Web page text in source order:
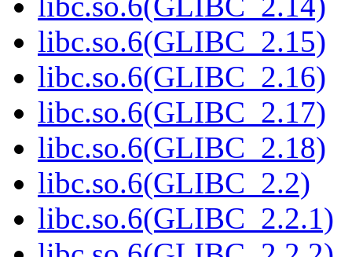
libc.so.6(GLIBC_2.15)
libc.so.6(GLIBC_2.16)
libc.so.6(GLIBC_2.17)
libc.so.6(GLIBC_2.18)
libc.so.6(GLIBC_2.2)
libc.so.6(GLIBC_2.2.1)